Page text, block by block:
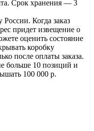
Срок хранения — 3
России. Когда заказ
придет извещение о
оценить состояние
коробку
после оплаты заказа.
больше 10 позиций и
100 000 р.